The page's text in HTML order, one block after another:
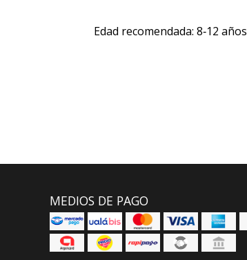
Edad recomendada: 8‑12 años
MEDIOS DE PAGO